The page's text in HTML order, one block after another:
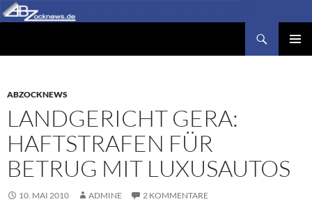
Zum
Inhalt
ABZOCKNEWS
LANDGERICHT GERA:
HAFTSTRAFEN FÜR
BETRUG MIT LUXUSAUTOS
10. MAI 2010 ADMINE 2 KOMMENTARE